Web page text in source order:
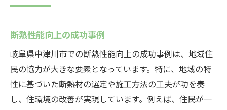
断熱性能向上の成功事例
岐阜県中津川市での断熱性能向上の成功事例は、地域住
民の協力が大きな要素となっています。特に、地域の特
性に基づいた断熱材の選定や施工方法の工夫が功を奏
し、住環境の改善が実現しています。例えば、住民が一